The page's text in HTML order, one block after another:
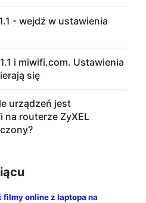
- wejdź w ustawienia
i miwifi.com. Ustawienia
się
urządzeń jest
na routerze ZyXEL
filmy online z laptopa na